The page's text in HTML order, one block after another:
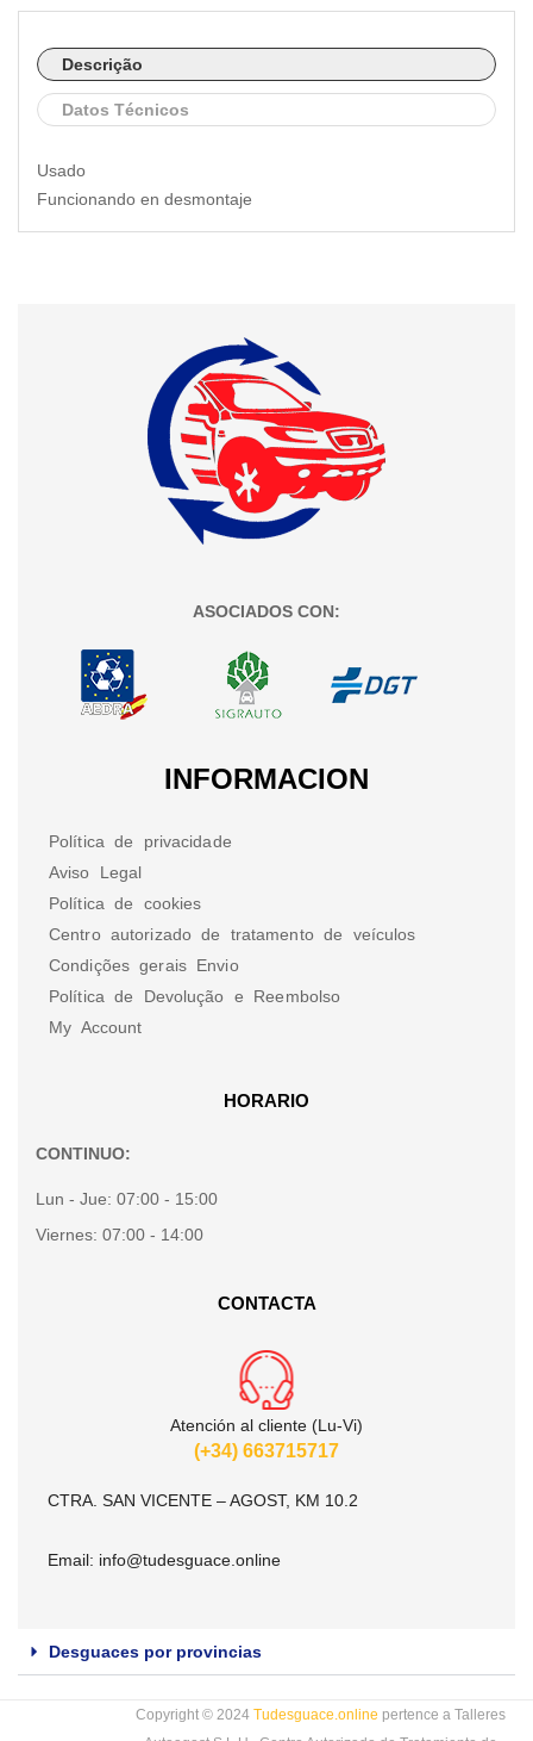
Descrição
Datos Técnicos
Usado
Funcionando en desmontaje
ASOCIADOS CON:
INFORMACION
Política de privacidade
Aviso Legal
Política de cookies
Centro autorizado de tratamento de veículos
Condições gerais Envio
Política de Devolução e Reembolso
My Account
HORARIO
CONTINUO:
Lun - Jue: 07:00 - 15:00
Viernes: 07:00 - 14:00
CONTACTA
Atención al cliente (Lu-Vi)
(+34) 663715717
CTRA. SAN VICENTE – AGOST, KM 10.2
Email: info@tudesguace.online
Desguaces por provincias
Copyright © 2024 Tudesguace.online pertence a Talleres